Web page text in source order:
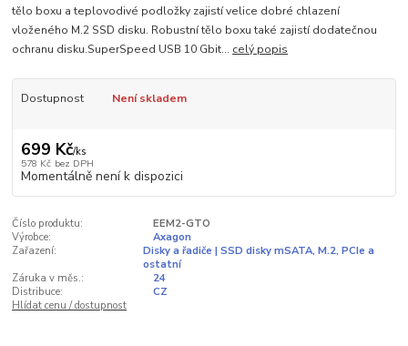
tělo boxu a teplovodivé podložky zajistí velice dobré chlazení
vloženého M.2 SSD disku. Robustní tělo boxu také zajistí dodatečnou
ochranu disku.SuperSpeed USB 10 Gbit... celý popis
Dostupnost Není skladem
699 Kč/ks
578 Kč bez DPH
Momentálně není k dispozici
Číslo produktu:
EEM2-GTO
Výrobce:
Axagon
Zařazení:
Disky a řadiče | SSD disky mSATA, M.2, PCIe a
ostatní
Záruka v měs.:
24
Distribuce:
CZ
Hlídat cenu / dostupnost